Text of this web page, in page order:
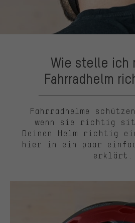
Wie stelle ich
Fahrradhelm
Fahrradhelme
wenn sie richtig
Deinen Helm richtig
hier in ein paar
erklärt.